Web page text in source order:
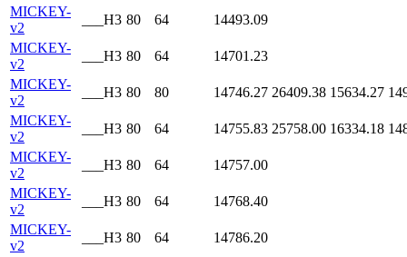
MICKEY-
v2
___H3 80 64
14493.09
MICKEY-
v2
___H3 80 64
14701.23
MICKEY-
v2
___H3 80 80 14746.27 26409.38 15634.27
MICKEY-
v2
___H3 80 64 14755.83 25758.00 16334.18
MICKEY-
v2
___H3 80 64
14757.00
MICKEY-
v2
___H3 80 64
14768.40
MICKEY-
v2
___H3 80 64
14786.20